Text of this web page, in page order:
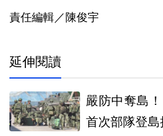
責任編輯／陳俊宇
延伸閱讀
嚴防中奪島
首次部隊登島